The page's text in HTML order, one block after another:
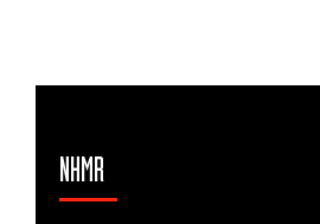
NHMR